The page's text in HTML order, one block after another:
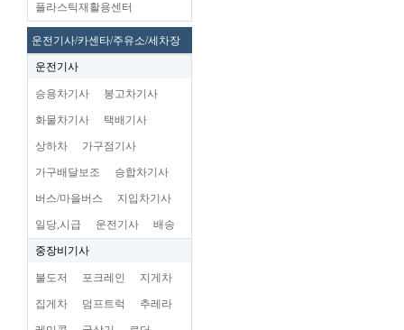
플라스틱재활용센터
운전기사/카센타/주유소/세차장
운전기사
승용차기사 봉고차기사
화물차기사 택배기사
상하차 가구점기사
가구배달보조 승합차기사
버스/마을버스 지입차기사
일당,시급 운전기사 배송
중장비기사
불도저 포크레인 지게차
집게차 덤프트럭 추레라